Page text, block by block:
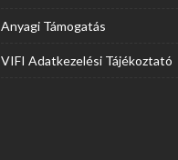
Anyagi Támogatás
VIFI Adatkezelési Tájékoztató